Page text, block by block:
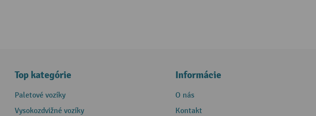
Top kategórie
Paletové vozíky
Vysokozdvižné vozíky
Informácie
O nás
Kontakt